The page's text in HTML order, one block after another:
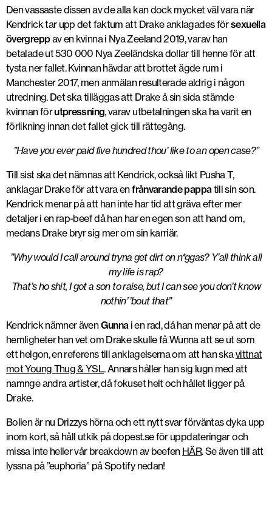
Den vassaste dissen av de alla kan dock mycket väl vara när
Kendrick tar upp det faktum att Drake anklagades försexuella
övergreppav en kvinna i Nya Zeeland 2019, varav han
betalade ut 530 000 Nya Zeeländska dollar till henne för att
tysta ner fallet. Kvinnan hävdar att brottet ägde rum i
Manchester 2017, men anmälan resulterade aldrig i någon
utredning. Det ska tilläggas att Drake å sin sida stämde
kvinnan förutpressning, varav utbetalningen ska ha varit en
förlikning innan det fallet gick till rättegång.
”Have you ever paid five hundred thou’ like to an open case?”
Till sist ska det nämnas att Kendrick, också likt Pusha T,
anklagar Drake för att vara enfrånvarande pappatill sin son.
Kendrick menar på att han inte har tid att gräva efter mer
detaljer i en rap-beef då han har en egen son att hand om,
medans Drake bryr sig mer om sin karriär.
”Why would I call around tryna get dirt on n*ggas? Y’all think all
my life is rap?
That’s ho shit, I got a son to raise, but I can see you don’t know
nothin’ ’bout that”
Kendrick nämner ävenGunnai en rad, då han menar på att de
hemligheter han vet om Drake skulle få Wunna att se ut som
ett helgon, en referens till anklagelserna om att han skavittnat
mot Young Thug & YSL. Annars håller han sig lugn med att
namnge andra artister, då fokuset helt och hållet ligger på
Drake.
Bollen är nu Drizzys hörna och ett nytt svar förväntas dyka upp
inom kort, så håll utkik på dopest.se för uppdateringar och
missa inte heller vår breakdown av beefen HÄR. Se även till att
lyssna på ”euphoria” på Spotify nedan!